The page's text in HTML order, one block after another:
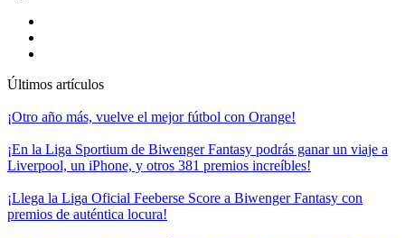
Últimos artículos
¡Otro año más, vuelve el mejor fútbol con Orange!
¡En la Liga Sportium de Biwenger Fantasy podrás ganar un viaje a
Liverpool, un iPhone, y otros 381 premios increíbles!
¡Llega la Liga Oficial Feeberse Score a Biwenger Fantasy con
premios de auténtica locura!